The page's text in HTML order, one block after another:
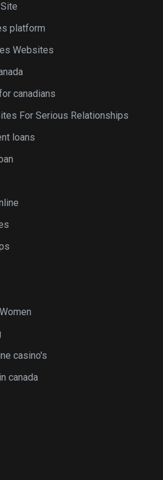
platform
Websites
canadians
For Serious Relationships
loans
casino's
canada